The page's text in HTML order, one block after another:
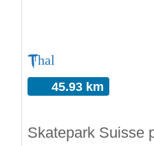
Thal
45.93 km
Skatepark Suisse